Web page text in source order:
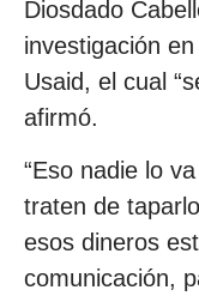
Diosdado
investigación
Usaid, el cual
afirmó.
“Eso nadie lo
traten de
esos dineros
comunicación,